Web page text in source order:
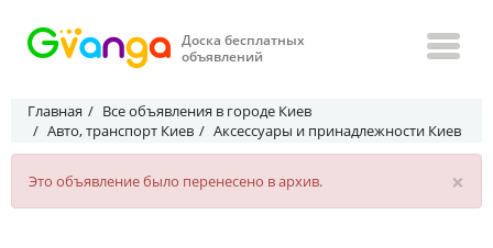
Доска бесплатных
объявлений
Главная
Все объявления в городе Киев
Авто, транспорт Киев
Аксессуары и принадлежности Киев
×
Это объявление было перенесено в архив.